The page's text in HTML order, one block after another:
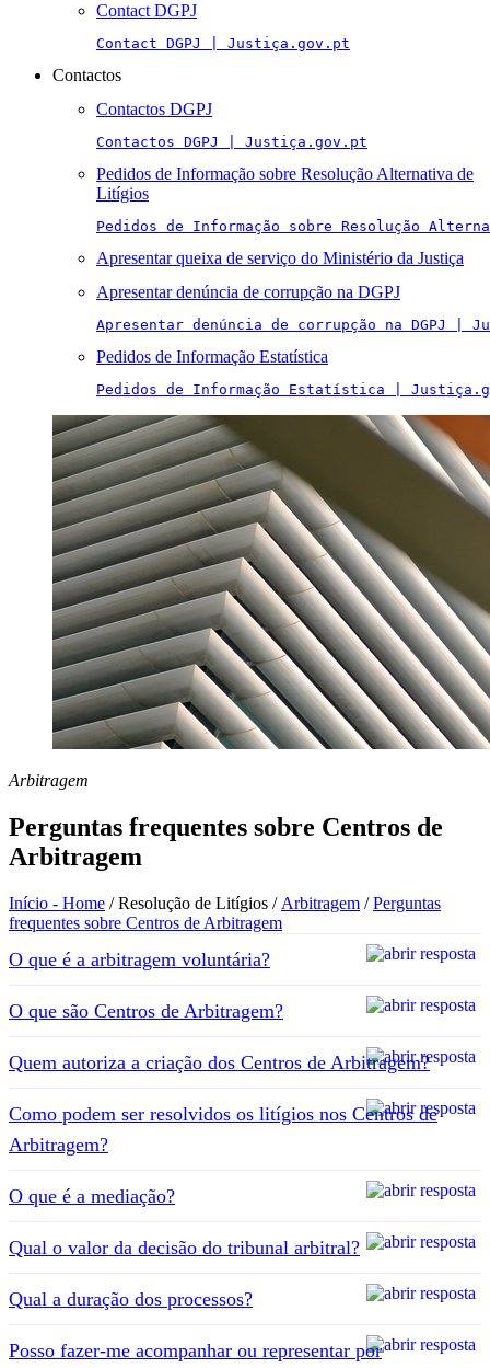
Contact DGPJ
Contact DGPJ | Justiça.gov.pt
Contactos
Contactos DGPJ
Contactos DGPJ | Justiça.gov.pt
Pedidos de Informação sobre Resolução Alternativa de
Litígios
Pedidos de Informação sobre Resolução
Apresentar queixa de serviço do Ministério da Justiça
Apresentar denúncia de corrupção na DGPJ
Apresentar denúncia de corrupção na DGPJ |
Pedidos de Informação Estatística
Pedidos de Informação Estatística |
Arbitragem
Perguntas frequentes sobre Centros de
Arbitragem
Início - Home /Resolução de Litígios / Arbitragem /Perguntas
frequentes sobre Centros de Arbitragem
O que é a arbitragem voluntária?
O que são Centros de Arbitragem?
Quem autoriza a criação dos Centros de Arbitragem?
Como podem ser resolvidos os litígios nos Centros de
Arbitragem?
O que é a mediação?
Qual o valor da decisão do tribunal arbitral?
Qual a duração dos processos?
Posso fazer-me acompanhar ou representar por